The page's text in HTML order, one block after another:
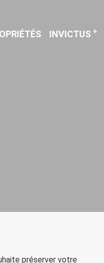
INVICTUS +
préserver votre